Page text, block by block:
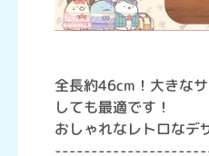
全長約46cm！大きな
しても最適です！
おしゃれなレトロな